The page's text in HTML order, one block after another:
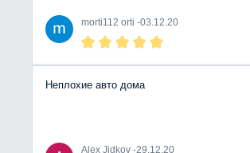
Versandbestätigung sogar nich vor dem
gerade eben tadadaaaa Bergische
WEITER SO.... Test sobald das neue WoMo
morti112 orti -03.12.20
Неплохие авто дома
Alex Jidkov -29.12.20